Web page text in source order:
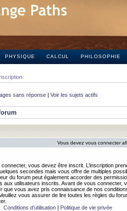
PHYSIQUE CALCUL PHILOSOPHIE
sans réponse | Voir les sujets actifs
Vous devez vous connecter
vous devez être inscrit. L’inscription
secondes mais vous offre de multiples
du forum peut également accorder des
aux utilisateurs inscrits. Avant de vous connecter,
que vous avez pris connaissance de nos
vous assurer de lire toutes les règles du
Conditions d’utilisation| Politique de vie privée